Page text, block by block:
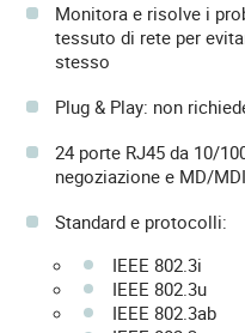
Monitora e risolve i
tessuto di rete per
stesso
Plug & Play: non
24 porte RJ45 da 10/
negoziazione e MD/
Standard e protocolli:
IEEE 802.3i
IEEE 802.3u
IEEE 802.3ab